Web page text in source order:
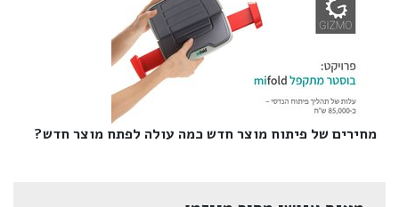
מחירים של פיתוח מוצר חדש כמה עולה לפתח מוצר חדש?‎